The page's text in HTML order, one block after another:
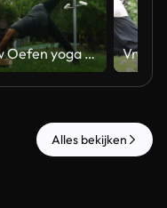
Vrouw Oefen yoga oefening
Alles bekijken